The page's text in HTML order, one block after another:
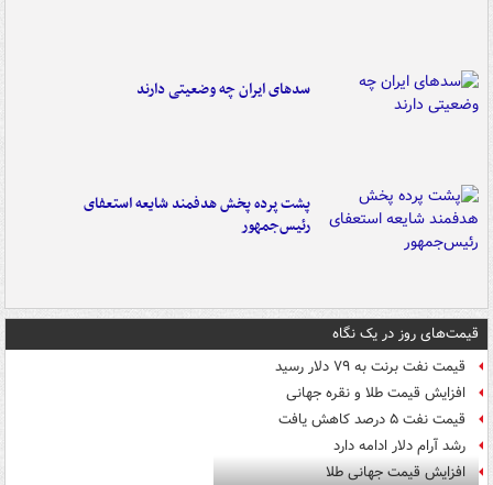
سدهای ایران چه وضعیتی دارند
پشت پرده پخش هدفمند شایعه استعفای
رئیس‌جمهور
قیمت‌های روز در یک نگاه
قیمت نفت برنت به ۷۹ دلار رسید
افزایش قیمت طلا و نقره جهانی
قیمت نفت ۵ درصد کاهش یافت
رشد آرام دلار ادامه دارد
افزایش قیمت جهانی طلا